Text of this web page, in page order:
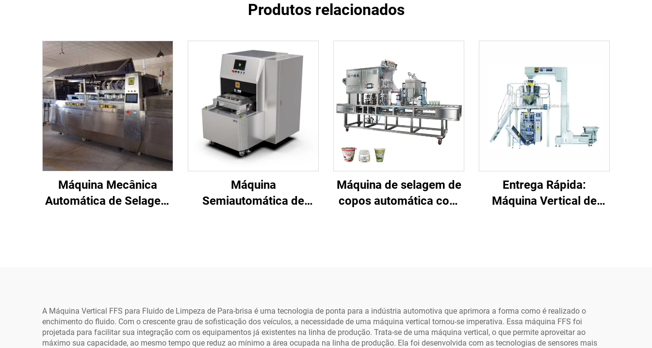
Produtos relacionados
Máquina Mecânica
Automática de Selagem
Papel
Máquina
Semiautomática de
Máquina de selagem de
copos automática com
Entrega Rápida:
Máquina Vertical de
A Máquina Vertical FFS para Fluido de Limpeza de Para-brisa é uma tecnologia de ponta para a indústria automotiva que aprimora a forma como é realizado o
enchimento do fluido. Com o crescente grau de sofisticação dos veículos, a necessidade de uma máquina vertical tornou-se imperativa. Essa máquina FFS foi
projetada para facilitar sua integração com os equipamentos já existentes na linha de produção. Trata-se de uma máquina vertical, o que permite aproveitar ao
máximo sua capacidade, ao mesmo tempo que reduz ao mínimo a área ocupada na linha de produção. Ela foi desenvolvida com as tecnologias de sensores mais